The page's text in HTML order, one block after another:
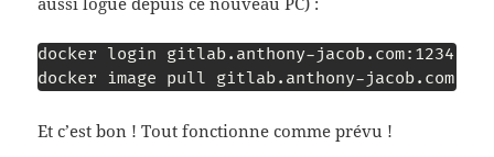
docker login gitlab.anthony-jacob.com:1234 -u
Et c’est bon ! Tout fonctionne comme prévu !